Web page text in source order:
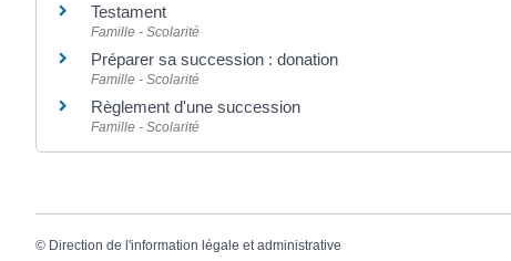
Testament
Famille - Scolarité
Préparer sa succession : donation
Famille - Scolarité
Règlement d'une succession
Famille - Scolarité
© Direction de l'information légale et administrative